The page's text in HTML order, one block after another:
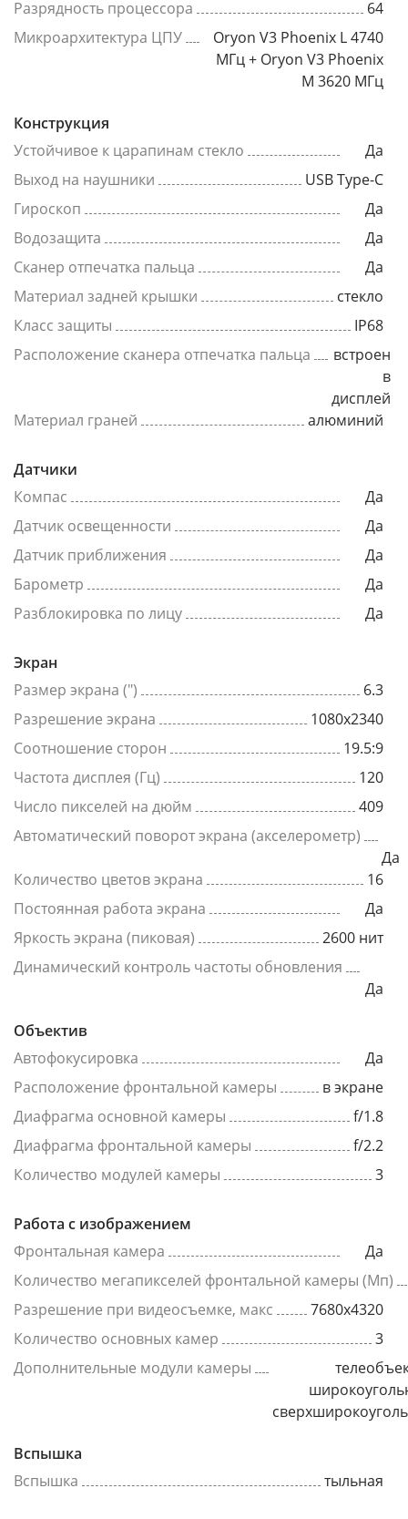
Разрядность процессора
64
Микроархитектура ЦПУ
Oryon V3 Phoenix L 4740
МГц + Oryon V3 Phoenix
M 3620 МГц
Конструкция
Устойчивое к царапинам стекло
Да
Выход на наушники
USB Type-C
Гироскоп
Да
Водозащита
Да
Сканер отпечатка пальца
Да
Материал задней крышки
стекло
Класс защиты
IP68
Расположение сканера отпечатка пальца
встроен
в
дисплей
Материал граней
алюминий
Датчики
Компас
Да
Датчик освещенности
Да
Датчик приближения
Да
Барометр
Да
Разблокировка по лицу
Да
Экран
Размер экрана (")
6.3
Разрешение экрана
1080x2340
Соотношение сторон
19.5:9
Частота дисплея (Гц)
120
Число пикселей на дюйм
409
Автоматический поворот экрана (акселерометр)
Да
Количество цветов экрана
16
Постоянная работа экрана
Да
Яркость экрана (пиковая)
2600 нит
Динамический контроль частоты обновления
Да
Объектив
Автофокусировка
Да
Расположение фронтальной камеры
в экране
Диафрагма основной камеры
f/1.8
Диафрагма фронтальной камеры
f/2.2
Количество модулей камеры
3
Работа с изображением
Фронтальная камера
Да
Количество мегапикселей фронтальной камеры (Мп)
Разрешение при видеосъемке, макс
7680x4320
Количество основных камер
3
Дополнительные модули камеры
Вспышка
Вспышка
тыльная